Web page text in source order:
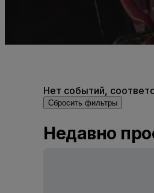
Нет событий,
Сбросить фильтры
Недавно